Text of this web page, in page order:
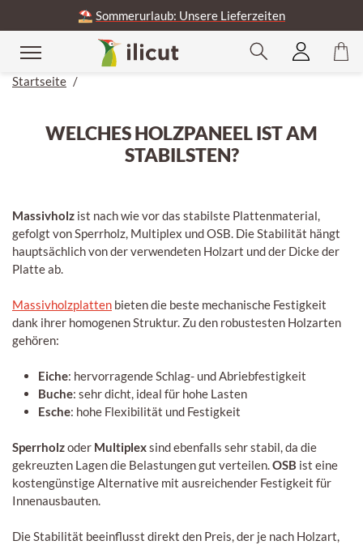
⛱️ Sommerurlaub: Unsere Lieferzeiten
Startseite /
WELCHES HOLZPANEEL IST AM
STABILSTEN?
Massivholz ist nach wie vor das stabilste Plattenmaterial,
gefolgt von Sperrholz, Multiplex und OSB. Die Stabilität hängt
hauptsächlich von der verwendeten Holzart und der Dicke der
Platte ab.
Massivholzplatten bieten die beste mechanische Festigkeit
dank ihrer homogenen Struktur. Zu den robustesten Holzarten
gehören:
Eiche: hervorragende Schlag- und Abriebfestigkeit
Buche: sehr dicht, ideal für hohe Lasten
Esche: hohe Flexibilität und Festigkeit
Sperrholzoder Multiplexsind ebenfalls sehr stabil, da die
gekreuzten Lagen die Belastungen gut verteilen.OSB ist eine
kostengünstige Alternative mit ausreichender Festigkeit für
Innenausbauten.
Die Stabilität beeinflusst direkt den Preis, der je nach Holzart,